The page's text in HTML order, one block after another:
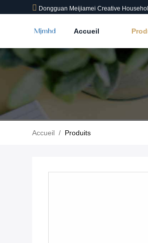
Dongguan Meijiamei Creative
Accueil
Accueil / Produits